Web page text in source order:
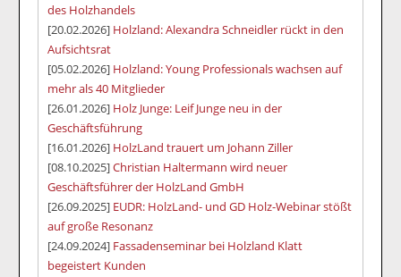
des Holzhandels
[20.02.2026] Holzland: Alexandra Schneidler rückt in den
Aufsichtsrat
[05.02.2026] Holzland: Young Professionals wachsen auf
mehr als 40 Mitglieder
[26.01.2026] Holz Junge: Leif Junge neu in der
Geschäftsführung
[16.01.2026] HolzLand trauert um Johann Ziller
[08.10.2025]Christian Haltermann wird neuer
Geschäftsführer der HolzLand GmbH
[26.09.2025] EUDR: HolzLand- und GD Holz-Webinar stößt
auf große Resonanz
[24.09.2024] Fassadenseminar bei Holzland Klatt
begeistert Kunden